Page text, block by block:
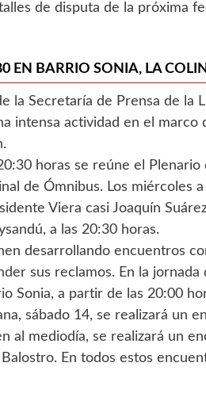
de disputa de la próxima
EN BARRIO SONIA, LA
la Secretaría de Prensa de la
intensa actividad en el marco
horas se reúne el
de Ómnibus. Los miércoles
Viera casi Joaquín
a las 20:30 horas.
desarrollando encuentros
sus reclamos. En la
Sonia, a partir de las 20:00
sábado 14, se realizará un
al mediodía, se realizará un
En todos estos